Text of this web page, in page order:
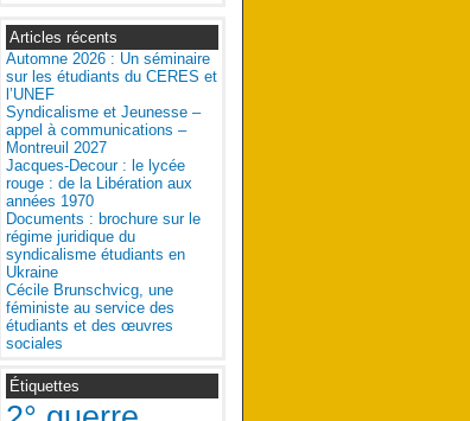
Articles récents
Automne 2026 : Un séminaire
sur les étudiants du CERES et
l’UNEF
Syndicalisme et Jeunesse –
appel à communications –
Montreuil 2027
Jacques-Decour : le lycée
rouge : de la Libération aux
années 1970
Documents : brochure sur le
régime juridique du
syndicalisme étudiants en
Ukraine
Cécile Brunschvicg, une
féministe au service des
étudiants et des œuvres
sociales
Étiquettes